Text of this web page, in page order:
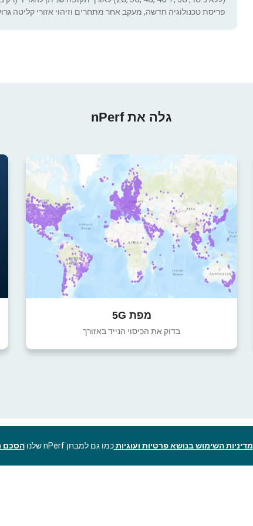
פריסת טכנולוגיה חדשה, מעקב אחר מתחרים וזיהוי אזורי קליטה
גלה את nPerf
מפת 5G
בדוק את הכיסוי הנייד באזורך
מדיניות השימוש בנושא פרטיות ועוגיותכמו גם למבחן nPerf שלנו הסכם